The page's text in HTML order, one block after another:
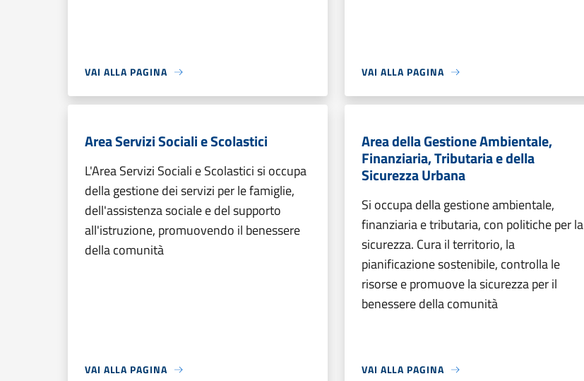
VAI ALLA PAGINA VAI ALLA PAGINA
Area Servizi Sociali e Scolastici
L'Area Servizi Sociali e Scolastici si occupa
della gestione dei servizi per le famiglie,
dell'assistenza sociale e del supporto
all'istruzione, promuovendo il benessere
della comunità
VAI ALLA PAGINA
Area della Gestione Ambientale,
Finanziaria, Tributaria e della
Sicurezza Urbana
Si occupa della gestione ambientale,
finanziaria e tributaria, con politiche per la
sicurezza. Cura il territorio, la
pianificazione sostenibile, controlla le
risorse e promuove la sicurezza per il
benessere della comunità
VAI ALLA PAGINA